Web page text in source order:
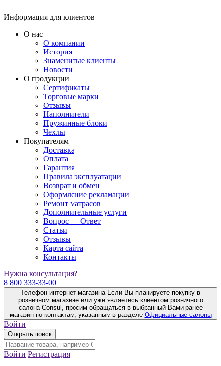
Информация для клиентов
О нас
О компании
История
Знаменитые клиенты
Новости
О продукции
Сертификаты
Торговые марки
Отзывы
Наполнители
Пружинные блоки
Чехлы
Покупателям
Доставка
Оплата
Гарантия
Правила эксплуатации
Возврат и обмен
Оформление рекламации
Ремонт матрасов
Дополнительные услуги
Вопрос — Ответ
Статьи
Отзывы
Карта сайта
Контакты
Нужна консультация?
8 800 333-33-00
Телефон интернет-магазина Если Вы планируете покупку в
розничном магазине или уже являетесь клиентом розничного
салона Consul, просим обращаться в выбранный Вами ранее
магазин по контактам, указанным в разделе Официальные салоны
Войти
Открыть поиск
Войти Регистрация